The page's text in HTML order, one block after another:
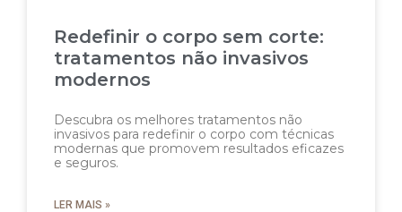
Redefinir o corpo sem corte:
tratamentos não invasivos
modernos
Descubra os melhores tratamentos não
invasivos para redefinir o corpo com técnicas
modernas que promovem resultados eficazes
e seguros.
LER MAIS »